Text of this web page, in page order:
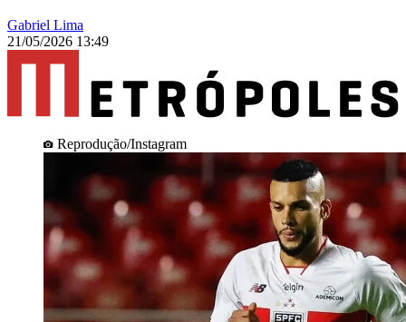
Gabriel Lima
21/05/2026 13:49
Reprodução/Instagram